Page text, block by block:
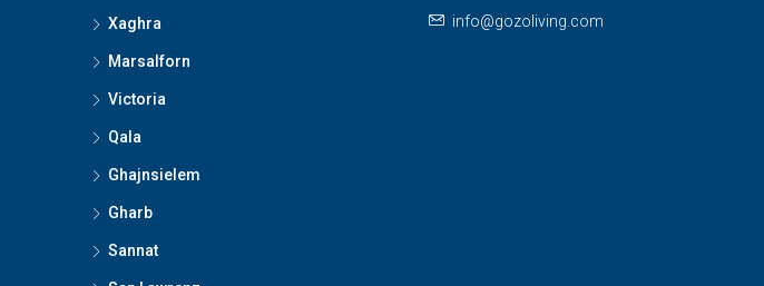
Xaghra
Marsalforn
Victoria
Qala
Ghajnsielem
Gharb
Sannat
info@gozoliving.com